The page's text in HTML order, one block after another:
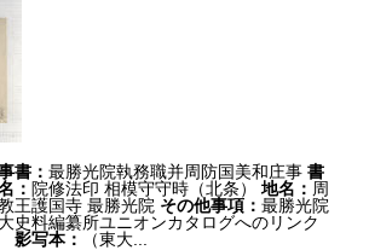
書：最勝光院執務職并周防国美和庄事書
： 院修法印 相模守守時（北条） 地名： 周
王護国寺 最勝光院 その他事項：最勝光院
大史料編纂所ユニオンカタログへのリンク
影写本： （東大...